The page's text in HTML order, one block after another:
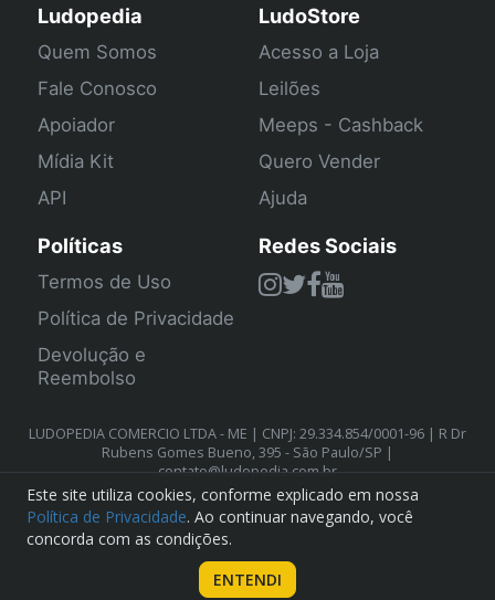
Ludopedia
Quem Somos
Fale Conosco
Apoiador
Mídia Kit
API
LudoStore
Acesso a Loja
Leilões
Meeps - Cashback
Quero Vender
Ajuda
Políticas
Termos de Uso
Política de Privacidade
Devolução e
Reembolso
Redes Sociais
LUDOPEDIA COMERCIO LTDA - ME | CNPJ: 29.334.854/0001-96 | R Dr
Rubens Gomes Bueno, 395 - São Paulo/SP |
contato@ludopedia.com.br
Este site utiliza cookies, conforme explicado em nossa
Política de Privacidade. Ao continuar navegando, você
concorda com as condições.
ENTENDI